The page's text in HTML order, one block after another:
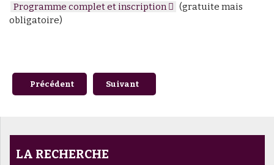
Programme complet et inscription
(gratuite mais
obligatoire)
Article précédent : Séminaires Vins & Environnement le
Précédent Article suivant : Journée régionale de
Suivant
LA RECHERCHE